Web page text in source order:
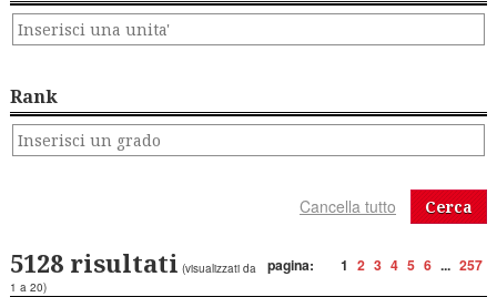
Rank
Cerca
pagina: 1 2 3 4 5 6 ... 257
5128 risultati (visualizzati da
1 a 20)